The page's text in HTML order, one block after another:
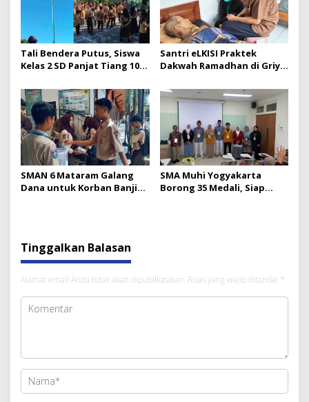
Tali Bendera Putus, Siswa
Kelas 2 SD Panjat Tiang 10
Santri eLKISI Praktek
Dakwah Ramadhan di Griya
Dakwah Bil-Hal
SMAN 6 Mataram Galang
Dana untuk Korban Banjir
SMA Muhi Yogyakarta
Borong 35 Medali, Siap
Tinggalkan Balasan
Alamat email Anda tidak akan dipublikasikan. Ruas yang wajib ditandai *